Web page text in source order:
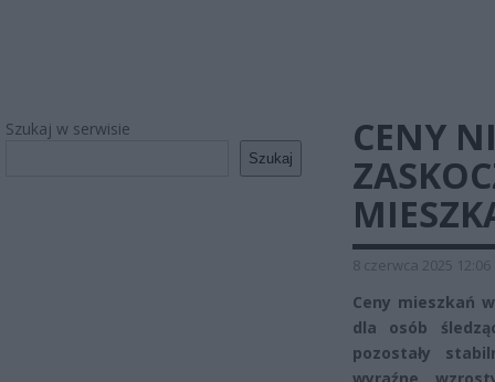
Szukaj w serwisie
Szukaj
CENY
8 czerwca 2025 12:06
Ceny mieszkań
dla osób
pozostały